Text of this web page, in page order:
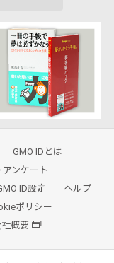
GMO IDとは
ンケート
ID設定
ヘルプ
ポリシー
概要